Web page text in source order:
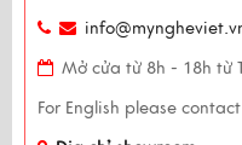
Mở cửa từ 8h - 18h từ
For English please